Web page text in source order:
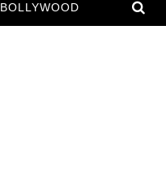
BOLLYWOOD